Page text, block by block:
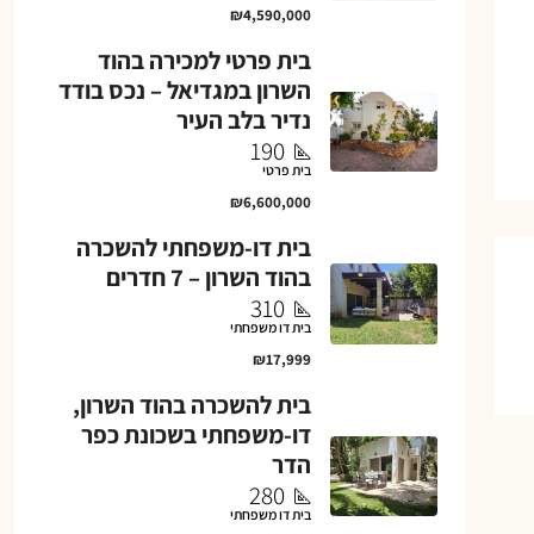
₪4,590,000
בית פרטי למכירה בהוד
השרון במגדיאל – נכס בודד
נדיר בלב העיר
190
בית פרטי
₪6,600,000
בית דו-משפחתי להשכרה
בהוד השרון – 7 חדרים
310
בית דו משפחתי
₪17,999
בית להשכרה בהוד השרון,
דו-משפחתי בשכונת כפר
הדר
280
בית דו משפחתי